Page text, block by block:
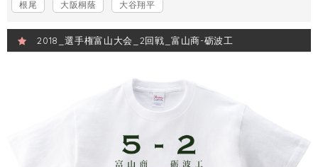
根尾
大阪桐蔭 大谷翔平
2018_選手権富山大会_2回戦_富山商-砺波工